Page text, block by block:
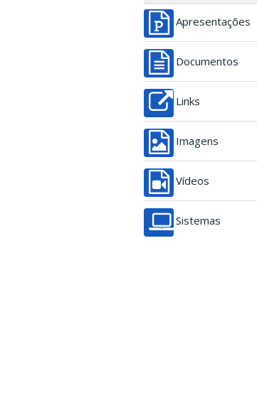
Apresentações
Documentos
Links
Imagens
Vídeos
Sistemas